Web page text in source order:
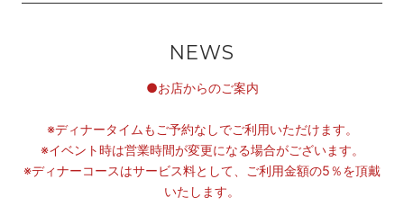
緩 急あるコースはまるでコンチェルトを奏でるようにドラマティ
NEWS
●お店からのご案内
※ディナータイムもご予約なしでご利用いただけます。
※イベント時は営業時間が変更になる場合がございます。
※ディナーコースはサービス料として、ご利用金額の5％を頂戴
いたします。